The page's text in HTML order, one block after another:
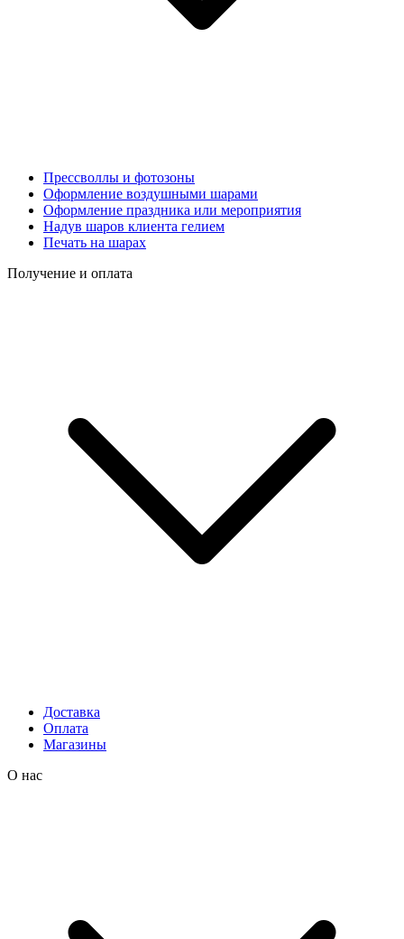
Прессволлы и фотозоны
Оформление воздушными шарами
Оформление праздника или мероприятия
Надув шаров клиента гелием
Печать на шарах
Получение и оплата
Доставка
Оплата
Магазины
О нас